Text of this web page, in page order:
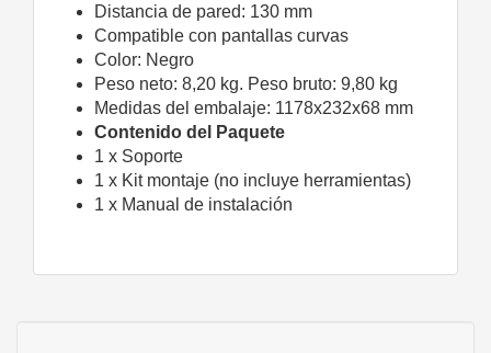
Distancia de pared: 130 mm
Compatible con pantallas curvas
Color: Negro
Peso neto: 8,20 kg. Peso bruto: 9,80 kg
Medidas del embalaje: 1178x232x68 mm
Contenido del Paquete
1 x Soporte
1 x Kit montaje (no incluye herramientas)
1 x Manual de instalación